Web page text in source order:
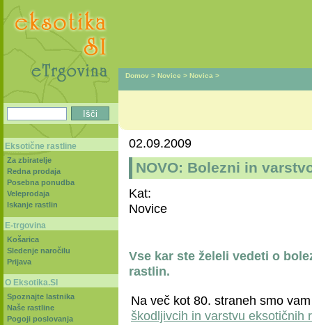
Domov > Novice > Novica >
02.09.2009
NOVO: Bolezni in
Kat:
Novice
Vse kar ste želeli vedeti o
rastlin.
Na več kot 80. straneh smo
škodljivcih in varstvu eksotičnih
Eksotične rastline
Za zbiratelje
Redna prodaja
Posebna ponudba
Veleprodaja
Iskanje rastlin
E-trgovina
Košarica
Sledenje naročilu
Prijava
O Eksotika.SI
Spoznajte lastnika
Naše rastline
Pogoji poslovanja